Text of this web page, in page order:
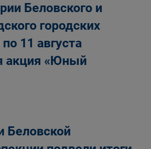
Беловского и
городских
11 августа
акция «Юный
Беловской